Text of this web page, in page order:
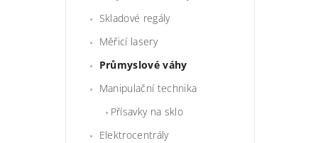
Skladové regály
Měřicí lasery
Průmyslové váhy
Manipulační technika
Přísavky na sklo
Elektrocentrály